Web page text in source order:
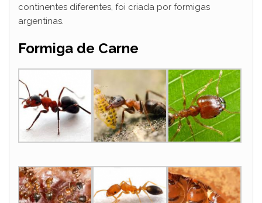
continentes diferentes, foi criada por formigas
argentinas.
Formiga de Carne